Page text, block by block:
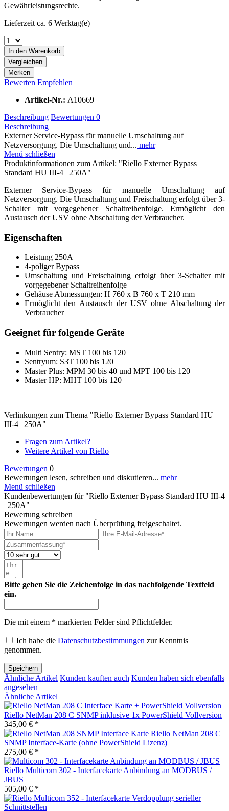
Gewährleistungsrechte.
Lieferzeit ca. 6 Werktag(e)
In den Warenkorb
Vergleichen
Merken
Bewerten Empfehlen
Artikel-Nr.: A10669
Beschreibung Bewertungen 0
Beschreibung
Externer Service-Bypass für manuelle Umschaltung auf
Netzversorgung. Die Umschaltung und... mehr
Menü schließen
Produktinformationen zum Artikel: "Riello Externer Bypass
Standard HU III-4 | 250A"
Externer Service-Bypass für manuelle Umschaltung auf
Netzversorgung. Die Umschaltung und Freischaltung erfolgt über 3-
Schalter mit vorgegebener Schaltreihenfolge. Ermöglicht den
Austausch der USV ohne Abschaltung der Verbraucher.
Eigenschaften
Leistung 250A
4-poliger Bypass
Umschaltung und Freischaltung erfolgt über 3-Schalter mit
vorgegebener Schaltreihenfolge
Gehäuse Abmessungen: H 760 x B 760 x T 210 mm
Ermöglicht den Austausch der USV ohne Abschaltung der
Verbraucher
Geeignet für folgende Geräte
Multi Sentry: MST 100 bis 120
Sentryum: S3T 100 bis 120
Master Plus: MPM 30 bis 40 und MPT 100 bis 120
Master HP: MHT 100 bis 120
Verlinkungen zum Thema "Riello Externer Bypass Standard HU
III-4 | 250A"
Fragen zum Artikel?
Weitere Artikel von Riello
Bewertungen 0
Bewertungen lesen, schreiben und diskutieren... mehr
Menü schließen
Kundenbewertungen für "Riello Externer Bypass Standard HU III-4
| 250A"
Bewertung schreiben
Bewertungen werden nach Überprüfung freigeschaltet.
Bitte geben Sie die Zeichenfolge in das nachfolgende Textfeld
ein.
Die mit einem * markierten Felder sind Pflichtfelder.
Ich habe die Datenschutzbestimmungen zur Kenntnis
genommen.
Speichern
Ähnliche Artikel Kunden kauften auch Kunden haben sich ebenfalls
angesehen
Ähnliche Artikel
Riello NetMan 208 C SNMP inklusive 1x PowerShield Vollversion
345,00 € *
Riello NetMan 208 C
SNMP Interface-Karte (ohne PowerShield Lizenz)
275,00 € *
Riello Multicom 302 - Interfacekarte Anbindung an MODBUS /
JBUS
505,00 € *